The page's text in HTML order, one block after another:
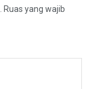
Ruas yang wajib